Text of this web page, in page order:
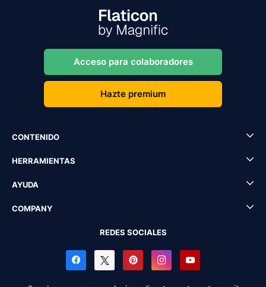
Acceso para colaboradores
Hazte premium
CONTENIDO
HERRAMIENTAS
AYUDA
COMPANY
REDES SOCIALES